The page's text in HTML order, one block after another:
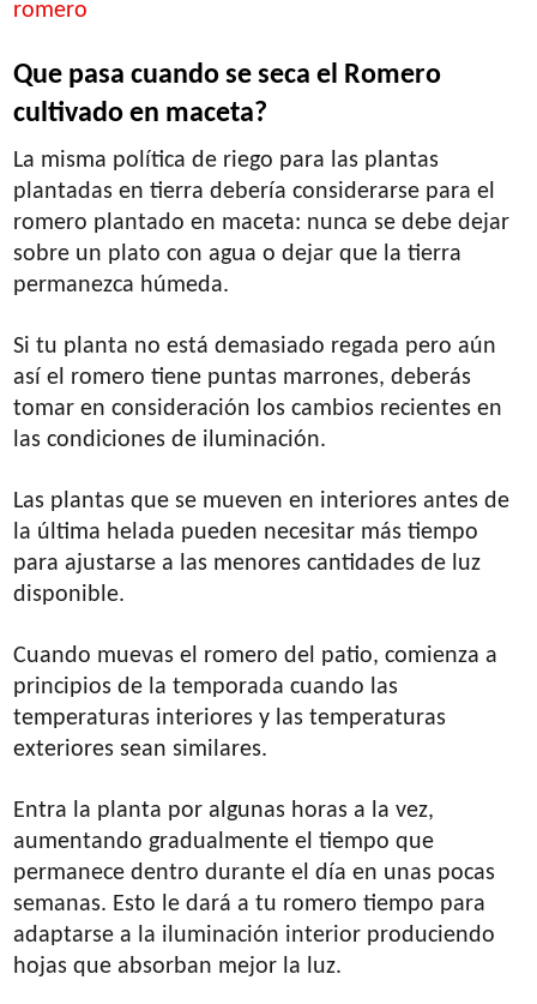
romero
Que pasa cuando se seca el Romero
cultivado en maceta?
La misma política de riego para las plantas
plantadas en tierra debería considerarse para el
romero plantado en maceta: nunca se debe dejar
sobre un plato con agua o dejar que la tierra
permanezca húmeda.
Si tu planta no está demasiado regada pero aún
así el romero tiene puntas marrones, deberás
tomar en consideración los cambios recientes en
las condiciones de iluminación.
Las plantas que se mueven en interiores antes de
la última helada pueden necesitar más tiempo
para ajustarse a las menores cantidades de luz
disponible.
Cuando muevas el romero del patio, comienza a
principios de la temporada cuando las
temperaturas interiores y las temperaturas
exteriores sean similares.
Entra la planta por algunas horas a la vez,
aumentando gradualmente el tiempo que
permanece dentro durante el día en unas pocas
semanas. Esto le dará a tu romero tiempo para
adaptarse a la iluminación interior produciendo
hojas que absorban mejor la luz.